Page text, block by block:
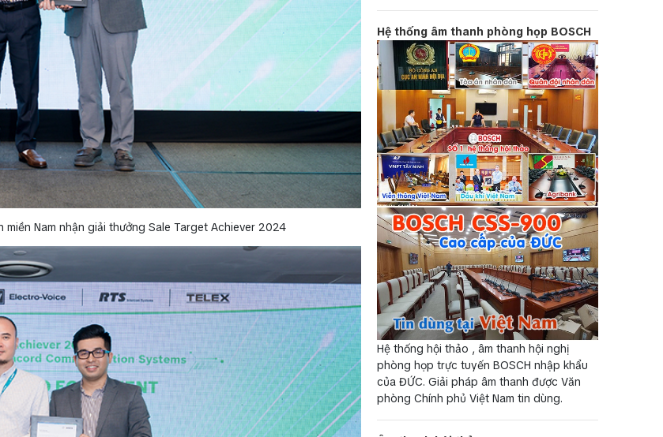
Nam nhận giải thưởng Sale Target Achiever 2024
Hệ thống âm thanh phòng họp BOSCH
Hệ thống hội thảo , âm thanh hội nghị
phòng họp trực tuyến BOSCH nhập khẩu
của ĐỨC. Giải pháp âm thanh được Văn
phòng Chính phủ Việt Nam tin dùng.